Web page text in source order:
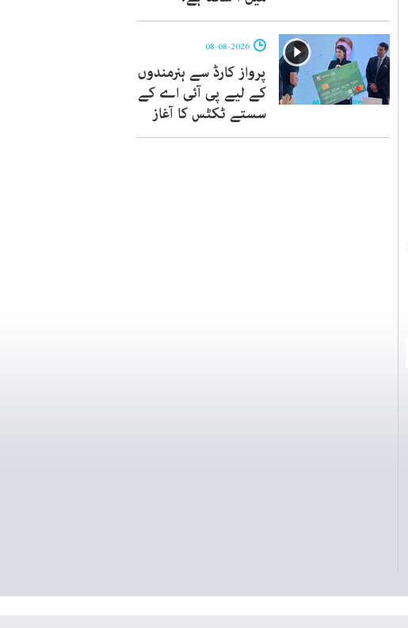
پرواز کارڈ سے ہنرمندوں
کے لیے پی آئی اے کے
سستے ٹکٹس کا آغاز